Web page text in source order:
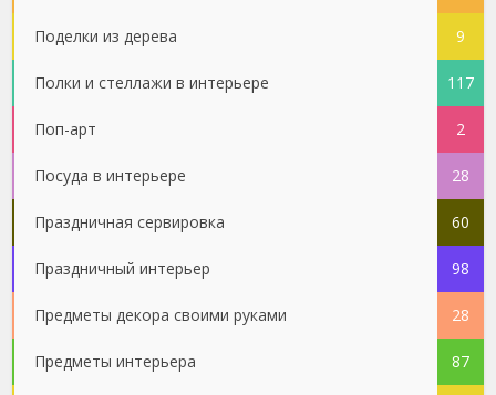
Поделки из дерева 9
Полки и стеллажи в интерьере 117
Поп-арт 2
Посуда в интерьере 28
Праздничная сервировка 60
Праздничный интерьер 98
Предметы декора своими руками 28
Предметы интерьера 87